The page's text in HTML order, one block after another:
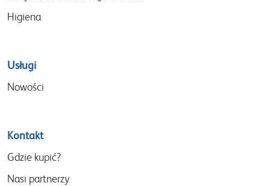
Higiena
Usługi
Nowości
Kontakt
Gdzie kupić?
Nasi partnerzy